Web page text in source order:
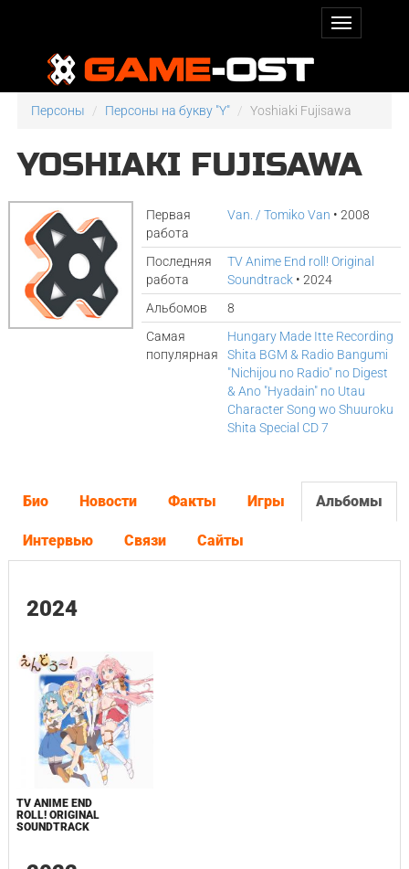
Персоны Персоны на букву "Y" Yoshiaki Fujisawa
YOSHIAKI FUJISAWA
Первая
работа
Van. / Tomiko Van • 2008
Последняя
работа
TV Anime End roll! Original
Soundtrack • 2024
Альбомов
8
Самая
популярная
Hungary Made Itte Recording
Shita BGM & Radio Bangumi
"Nichijou no Radio" no Digest
& Ano "Hyadain" no Utau
Character Song wo Shuuroku
Shita Special CD 7
Био Новости Факты Игры Альбомы
Интервью Связи Сайты
2024
TV ANIME END
ROLL! ORIGINAL
SOUNDTRACK